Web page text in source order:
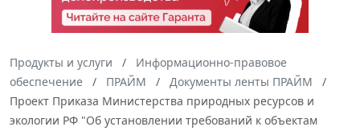
Продукты и услуги
Информационно-правовое
обеспечение
ПРАЙМ
Документы ленты ПРАЙМ
Проект Приказа Министерства природных ресурсов и
экологии РФ "Об установлении требований к объектам